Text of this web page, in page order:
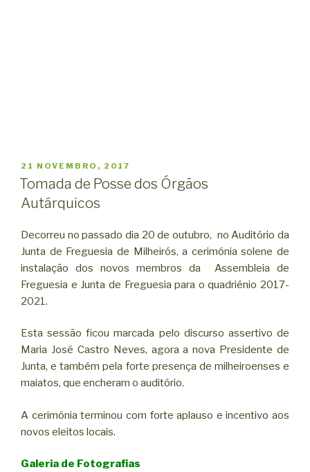
PUBLICADO
EM
21 NOVEMBRO, 2017
Tomada de Posse dos Órgãos
Autárquicos
Decorreu no passado dia 20 de outubro, no Auditório da
Junta de Freguesia de Milheirós, a cerimónia solene de
instalação dos novos membros da Assembleia de
Freguesia e Junta de Freguesia para o quadriénio 2017-
2021.
Esta sessão ficou marcada pelo discurso assertivo de
Maria José Castro Neves, agora a nova Presidente de
Junta, e também pela forte presença de milheiroenses e
maiatos, que encheram o auditório.
A cerimónia terminou com forte aplauso e incentivo aos
novos eleitos locais.
Galeria de Fotografias